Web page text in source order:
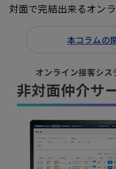
対面で完結出来るオン
本コラムの